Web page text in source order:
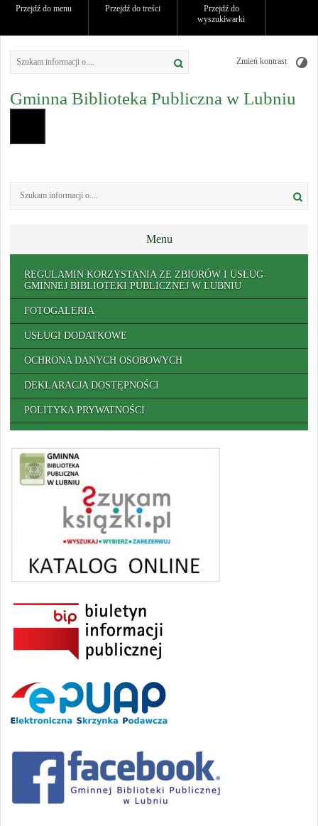
Przejdź do menu Przejdź do treści
Przejdź do
wyszukiwarki
Gminna Biblioteka Publiczna w Lubniu
Zmień kontrast
Menu
REGULAMIN KORZYSTANIA ZE ZBIORÓW I USŁUG
GMINNEJ BIBLIOTEKI PUBLICZNEJ W LUBNIU
FOTOGALERIA
USŁUGI DODATKOWE
OCHRONA DANYCH OSOBOWYCH
DEKLARACJA DOSTĘPNOŚCI
POLITYKA PRYWATNOŚCI